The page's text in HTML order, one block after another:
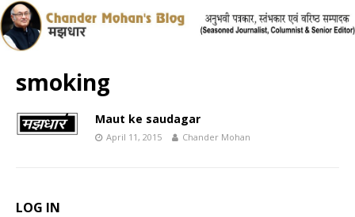
smoking
Maut ke saudagar
April 11, 2015 Chander Mohan
LOG IN